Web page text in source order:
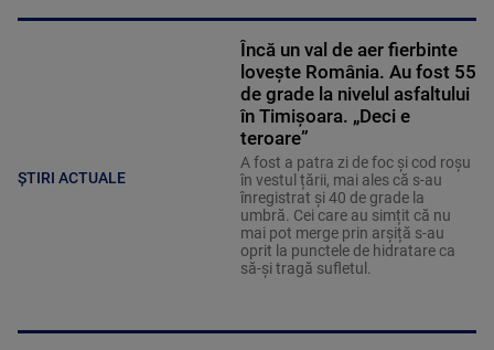
ȘTIRI ACTUALE
Încă un val de aer fierbinte
lovește România. Au fost 55
de grade la nivelul asfaltului
în Timișoara. „Deci e
teroare”
A fost a patra zi de foc și cod roșu
în vestul țării, mai ales că s-au
înregistrat și 40 de grade la
umbră. Cei care au simțit că nu
mai pot merge prin arșiță s-au
oprit la punctele de hidratare ca
să-și tragă sufletul.